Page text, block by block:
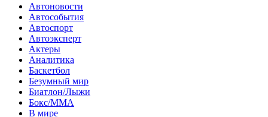
Автоновости
Автособытия
Автоспорт
Автоэксперт
Актеры
Аналитика
Баскетбол
Безумный мир
Биатлон/Лыжи
Бокс/MMA
В мире